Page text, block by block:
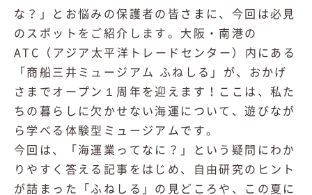
な？」とお悩みの保護者の皆さまに、今回は必見
のスポットをご紹介します。大阪・南港の
ATC（アジア太平洋トレードセンター）内にある
「商船三井ミュージアム ふねしる」が、おかげ
さまでオープン１周年を迎えます！ここは、私た
ちの暮らしに欠かせない海運について、遊びなが
ら学べる体験型ミュージアムです。
今回は、「海運業ってなに？」という疑問にわか
りやすく答える記事をはじめ、自由研究のヒント
が詰まった「ふねしる」の見どころや、この夏に